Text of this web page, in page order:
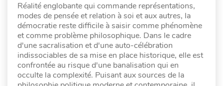
Réalité englobante qui commande représentations,
modes de pensée et relation à soi et aux autres, la
démocratie reste difficile à saisir comme phénomène
et comme problème philosophique. Dans le cadre
d'une sacralisation et d'une auto-célébration
indissociables de sa mise en place historique, elle est
confrontée au risque d'une banalisation qui en
occulte la complexité. Puisant aux sources de la